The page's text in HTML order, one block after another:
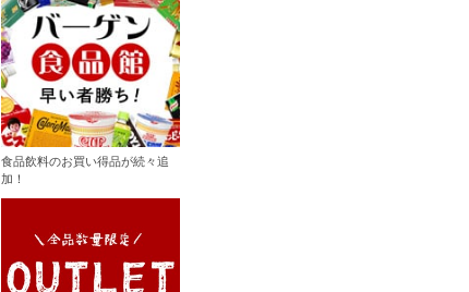
食品飲料のお買い得品が続々追
加！